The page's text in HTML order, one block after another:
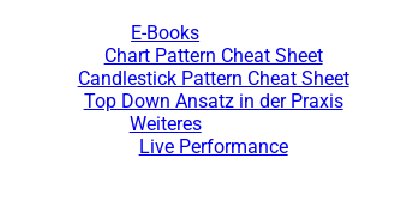
E-Books
Chart Pattern Cheat Sheet
Candlestick Pattern Cheat Sheet
Top Down Ansatz in der Praxis
Weiteres
Live Performance